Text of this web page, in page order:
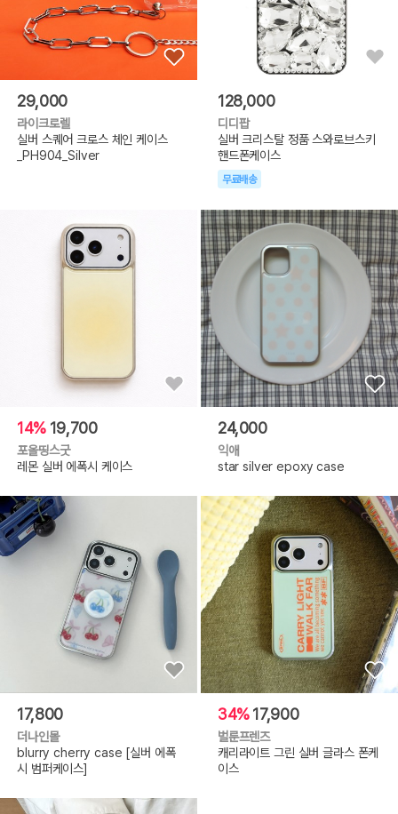
29,000
라이크로렐
실버 스퀘어 크로스 체인 케이스
_PH904_Silver
128,000
디디팝
실버 크리스탈 정품 스와로브스키
핸드폰케이스
무료배송
14% 19,700
포올띵스굿
레몬 실버 에폭시 케이스
24,000
익애
star silver epoxy case
17,800
더나인몰
blurry cherry case [실버 에폭
시 범퍼케이스]
34%17,900
벌룬프렌즈
캐리라이트 그린 실버 글라스 폰케
이스